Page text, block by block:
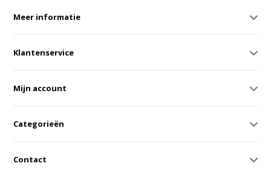
Meer informatie
Klantenservice
Mijn account
Categorieën
Contact